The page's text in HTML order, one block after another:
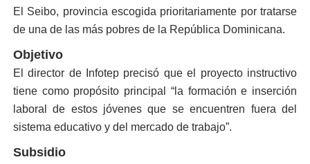
El Seibo, pro­vincia escogida prioritaria­mente por tratarse
de una de las más pobres de la Re­pública Dominicana.
Objetivo
El director de Infotep preci­só que el proyecto instruc­tivo
tiene como propósito principal “la formación e in­serción
laboral de estos jóve­nes que se encuentren fuera del
sistema educativo y del mercado de trabajo”.
Subsidio